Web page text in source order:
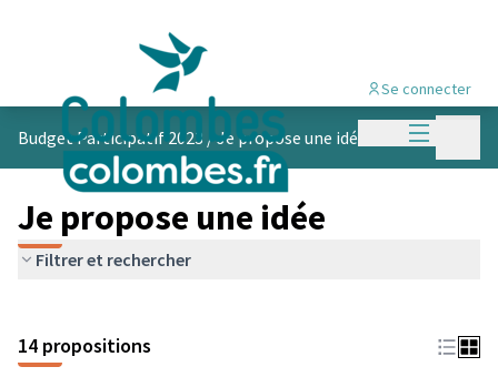
Menu
Se connecter
Budget Participatif 2023 /Je propose une idée
Je propose une idée
Filtrer et rechercher
14 propositions